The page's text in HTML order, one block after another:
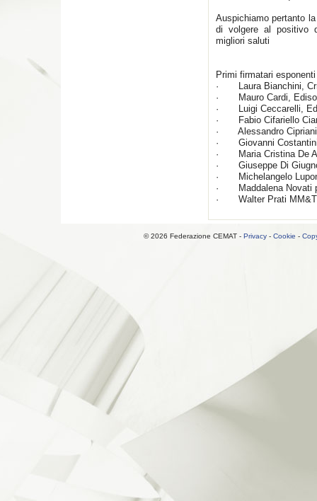
Auspichiamo pertanto
di volgere al positivo
migliori saluti
Primi firmatari
· Laura Bianchini,
· Mauro Cardi,
· Luigi Ceccarelli,
· Fabio Cifariello
· Alessandro
· Giovanni Costantini,
· Maria Cristina De
· Giuseppe Di
· Michelangelo
· Maddalena Novati
· Walter Prati
© 2026 Federazione CEMAT - Privacy - Cookie -